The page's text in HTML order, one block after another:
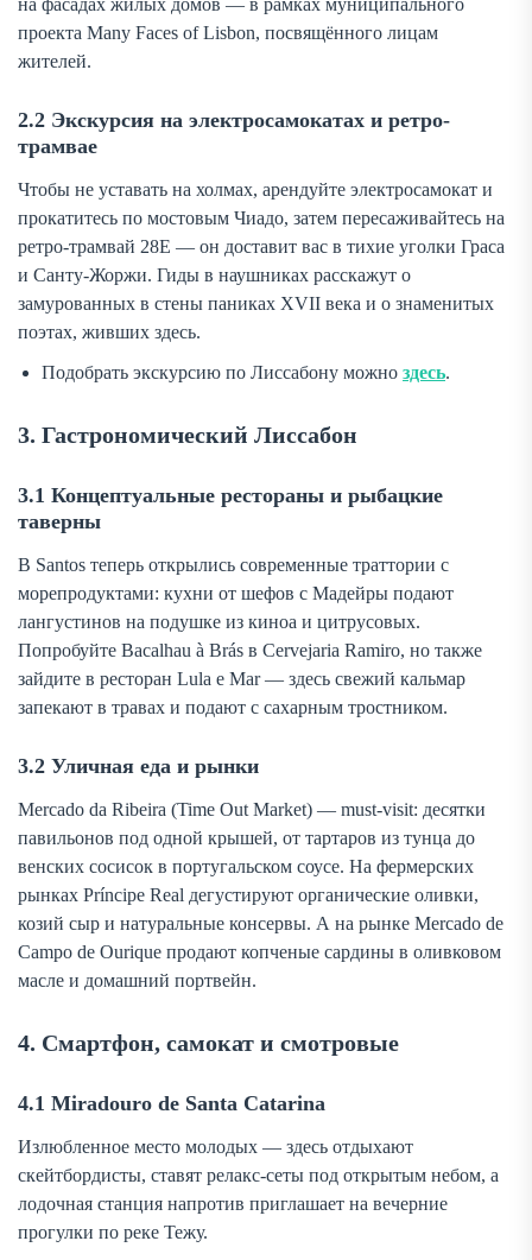
на фасадах жилых домов — в рамках муниципального
проекта Many Faces of Lisbon, посвящённого лицам
жителей.
2.2 Экскурсия на электросамокатах и ретро-
трамвае
Чтобы не уставать на холмах, арендуйте электросамокат и
прокатитесь по мостовым Чиадо, затем пересаживайтесь на
ретро-трамвай 28E — он доставит вас в тихие уголки Граса
и Санту-Жоржи. Гиды в наушниках расскажут о
замурованных в стены паниках XVII века и о знаменитых
поэтах, живших здесь.
Подобрать экскурсию по Лиссабону можно здесь.
3. Гастрономический Лиссабон
3.1 Концептуальные рестораны и рыбацкие
таверны
В Santos теперь открылись современные траттории с
морепродуктами: кухни от шефов с Мадейры подают
лангустинов на подушке из киноа и цитрусовых.
Попробуйте Bacalhau à Brás в Cervejaria Ramiro, но также
зайдите в ресторан Lula e Mar — здесь свежий кальмар
запекают в травах и подают с сахарным тростником.
3.2 Уличная еда и рынки
Mercado da Ribeira (Time Out Market) — must-visit: десятки
павильонов под одной крышей, от тартаров из тунца до
венских сосисок в португальском соусе. На фермерских
рынках Príncipe Real дегустируют органические оливки,
козий сыр и натуральные консервы. А на рынке Mercado de
Campo de Ourique продают копченые сардины в оливковом
масле и домашний портвейн.
4. Смартфон, самокат и смотровые
4.1 Miradouro de Santa Catarina
Излюбленное место молодых — здесь отдыхают
скейтбордисты, ставят релакс-сеты под открытым небом, а
лодочная станция напротив приглашает на вечерние
прогулки по реке Тежу.